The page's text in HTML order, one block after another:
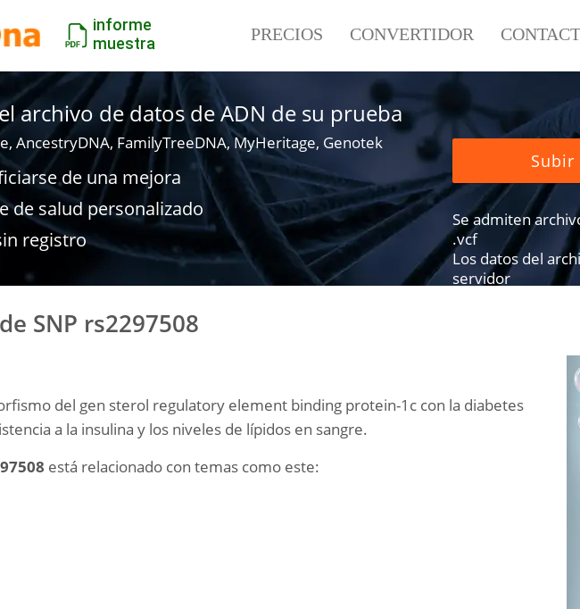
informe
muestra
PRECIOS CONVERTIDOR
archivo de datos de ADN de su prueba
AncestryDNA, FamilyTreeDNA, MyHeritage, Genotek
de una mejora
de salud personalizado
registro
Subir
Se admiten
.vcf
Los datos del
servidor
SNP rs2297508
del gen sterol regulatory element binding protein-1c con la diabetes
a la insulina y los niveles de lípidos en sangre.
está relacionado con temas como este: